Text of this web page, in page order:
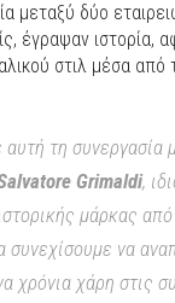
μεταξύ δύο
έγραψαν ιστορία,
στιλ μέσα από
τη συνεργασία
Grimaldi,
μάρκας
συνεχίσουμε να
χρόνια χάρη στις